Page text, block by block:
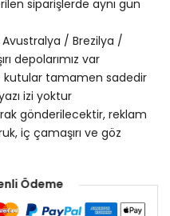
siparişlerde aynı gün
/ Brezilya /
depolarımız var
kutular tamamen sadedir
izi yoktur
gönderilecektir, reklam
iç çamaşırı ve göz
Ödeme